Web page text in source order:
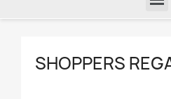
SHOPPERS